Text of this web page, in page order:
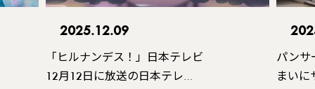
2025.12.09
「ヒルナンデス！」日本テレビ
12月12日に放送の日本テレ…
パンサ
まいに